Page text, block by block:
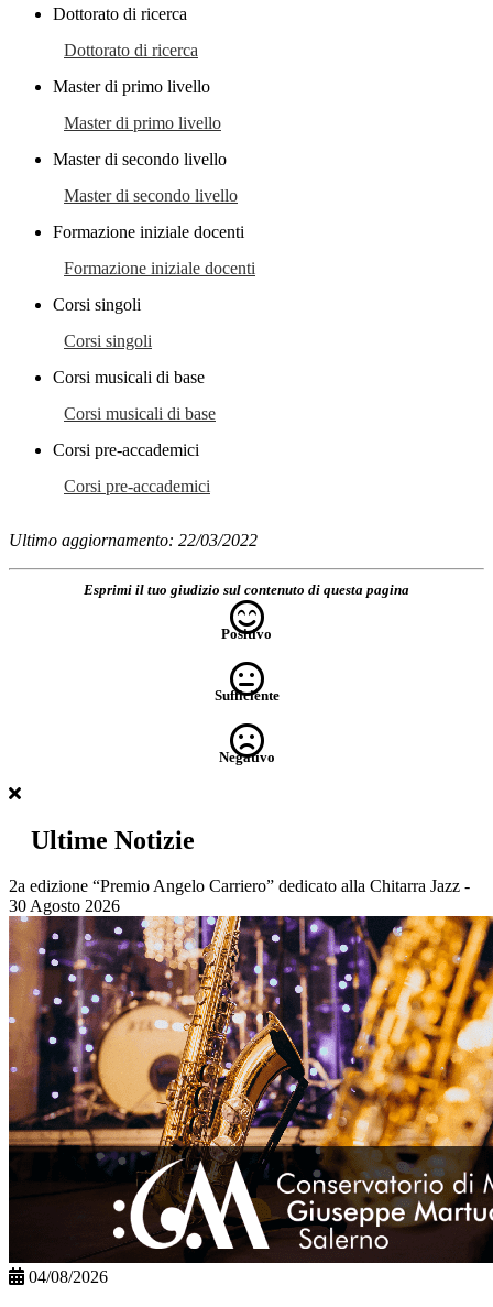
Dottorato di ricerca
Dottorato di ricerca
Master di primo livello
Master di primo livello
Master di secondo livello
Master di secondo livello
Formazione iniziale docenti
Formazione iniziale docenti
Corsi singoli
Corsi singoli
Corsi musicali di base
Corsi musicali di base
Corsi pre-accademici
Corsi pre-accademici
Ultimo aggiornamento: 22/03/2022
Esprimi il tuo giudizio sul contenuto di questa pagina
Positivo
Sufficiente
Negativo
Ultime Notizie
2a edizione “Premio Angelo Carriero” dedicato alla Chitarra Jazz -
30 Agosto 2026
04/08/2026